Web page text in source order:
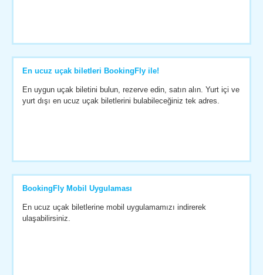
En ucuz uçak biletleri BookingFly ile!
En uygun uçak biletini bulun, rezerve edin, satın alın. Yurt içi ve
yurt dışı en ucuz uçak biletlerini bulabileceğiniz tek adres.
BookingFly Mobil Uygulaması
En ucuz uçak biletlerine mobil uygulamamızı indirerek
ulaşabilirsiniz.